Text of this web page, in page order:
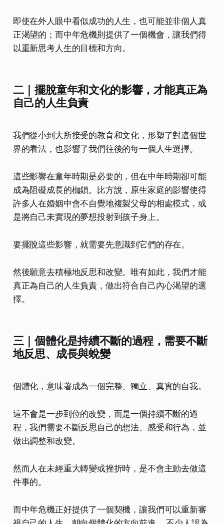
即使在外人眼中看似成功的人生，也可能並非個人真
正渴望的；而中年危機則提供了一個機會，讓我們得
以重新思考人生的目標和方向。
二｜擺脫童年和文化的影響，才能真正為
自己的人生負責
我們從小到大所接受的教育和文化，形塑了對這個世
界的看法，也影響了我們往後的每一個人生選擇。
這些影響在童年時期是必要的，但在中年時期卻可能
成為阻礙成長的枷鎖。比方說，原生家庭的影響使得
許多人在婚姻中會不自覺地複製父母的相處模式，或
是將自己未實現的夢想投射到孩子身上。
要擺脫這些影響，就需要先意識到它們的存在。
然後願意去積極地反思和改變。唯有如此，我們才能
真正為自己的人生負責，做出符合自己內心渴望的選
擇。
三｜個體化是持續不斷的過程，需要不斷
地反思、成長與蛻變
個體化，意味著成為一個完整、獨立、真實的自我。
這不會是一步到位的改變，而是一個持續不斷的過
程，我們需要不斷反思自己的想法、感受和行為，並
做出調整和改變。
然而人在未經重大轉變或挫折時，是不會主動去做這
件事的。
而中年危機正好提供了一個契機，讓我們可以重新審